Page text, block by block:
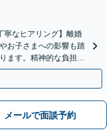
寧なヒアリング】離婚
お子さまへの影響も踏
ます。精神的な負担を
添います。
メールで面談予約